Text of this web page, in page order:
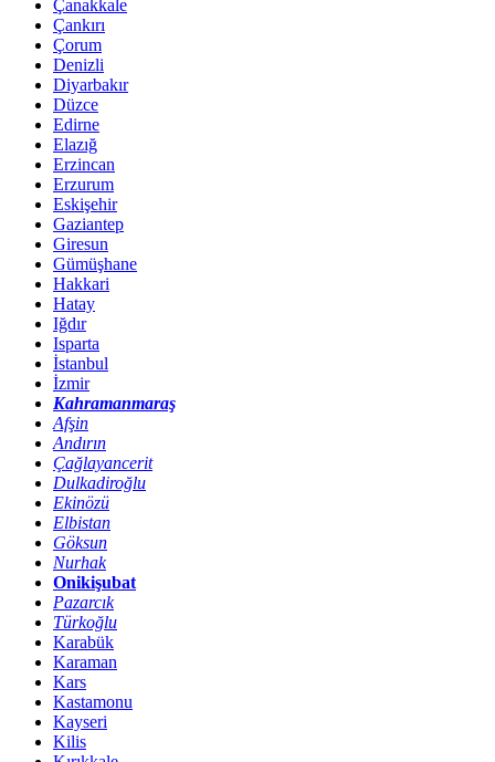
Çanakkale
Çankırı
Çorum
Denizli
Diyarbakır
Düzce
Edirne
Elazığ
Erzincan
Erzurum
Eskişehir
Gaziantep
Giresun
Gümüşhane
Hakkari
Hatay
Iğdır
Isparta
İstanbul
İzmir
Kahramanmaraş
Afşin
Andırın
Çağlayancerit
Dulkadiroğlu
Ekinözü
Elbistan
Göksun
Nurhak
Onikişubat
Pazarcık
Türkoğlu
Karabük
Karaman
Kars
Kastamonu
Kayseri
Kilis